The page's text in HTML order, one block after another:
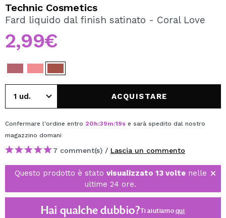
Creando un account su Maquibeauty.it potrai fare i tuoi
acquisti velocemente, controllare lo stato dei tuoi ordini e
consultare le tue operazioni precedenti.
CREARE UN ACCOUNT
Technic Cosmetics
Fard liquido dal finish satinato - Coral Love
2,99€
ACQUISTARE
Confermare l'ordine entro 20h:39m:19s e sarà spedito dal nostro
magazzino domani
7 comment(s) / Lascia un commento
Questo prodotto è stato visualizzato 13 voltenelle
ultime 24 ore.
Hai qualche dubbio?Ti aiutiamoqui